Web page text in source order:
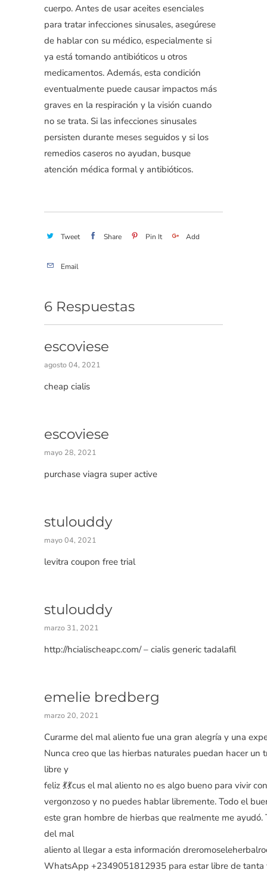
cuerpo. Antes de usar aceites esenciales
para tratar infecciones sinusales, asegúrese
de hablar con su médico, especialmente si
ya está tomando antibióticos u otros
medicamentos. Además, esta condición
eventualmente puede causar impactos más
graves en la respiración y la visión cuando
no se trata. Si las infecciones sinusales
persisten durante meses seguidos y si los
remedios caseros no ayudan, busque
atención médica formal y antibióticos.
Tweet Share Pin It Add
Email
6 Respuestas
escoviese
agosto 04, 2021
cheap cialis
escoviese
mayo 28, 2021
purchase viagra super active
stulouddy
mayo 04, 2021
levitra coupon free trial
stulouddy
marzo 31, 2021
http://hcialischeapc.com/ – cialis generic tadalafil
emelie bredberg
marzo 20, 2021
Curarme del mal aliento fue una gran alegría y una
Nunca creo que las hierbas naturales puedan hacer un
libre y
feliz 💃💃cus el mal aliento no es algo bueno para vivir
vergonzoso y no puedes hablar libremente. Todo el
este gran hombre de hierbas que realmente me ayudó.
del mal
aliento al llegar a esta información
WhatsApp +2349051812935 para estar libre de tanta